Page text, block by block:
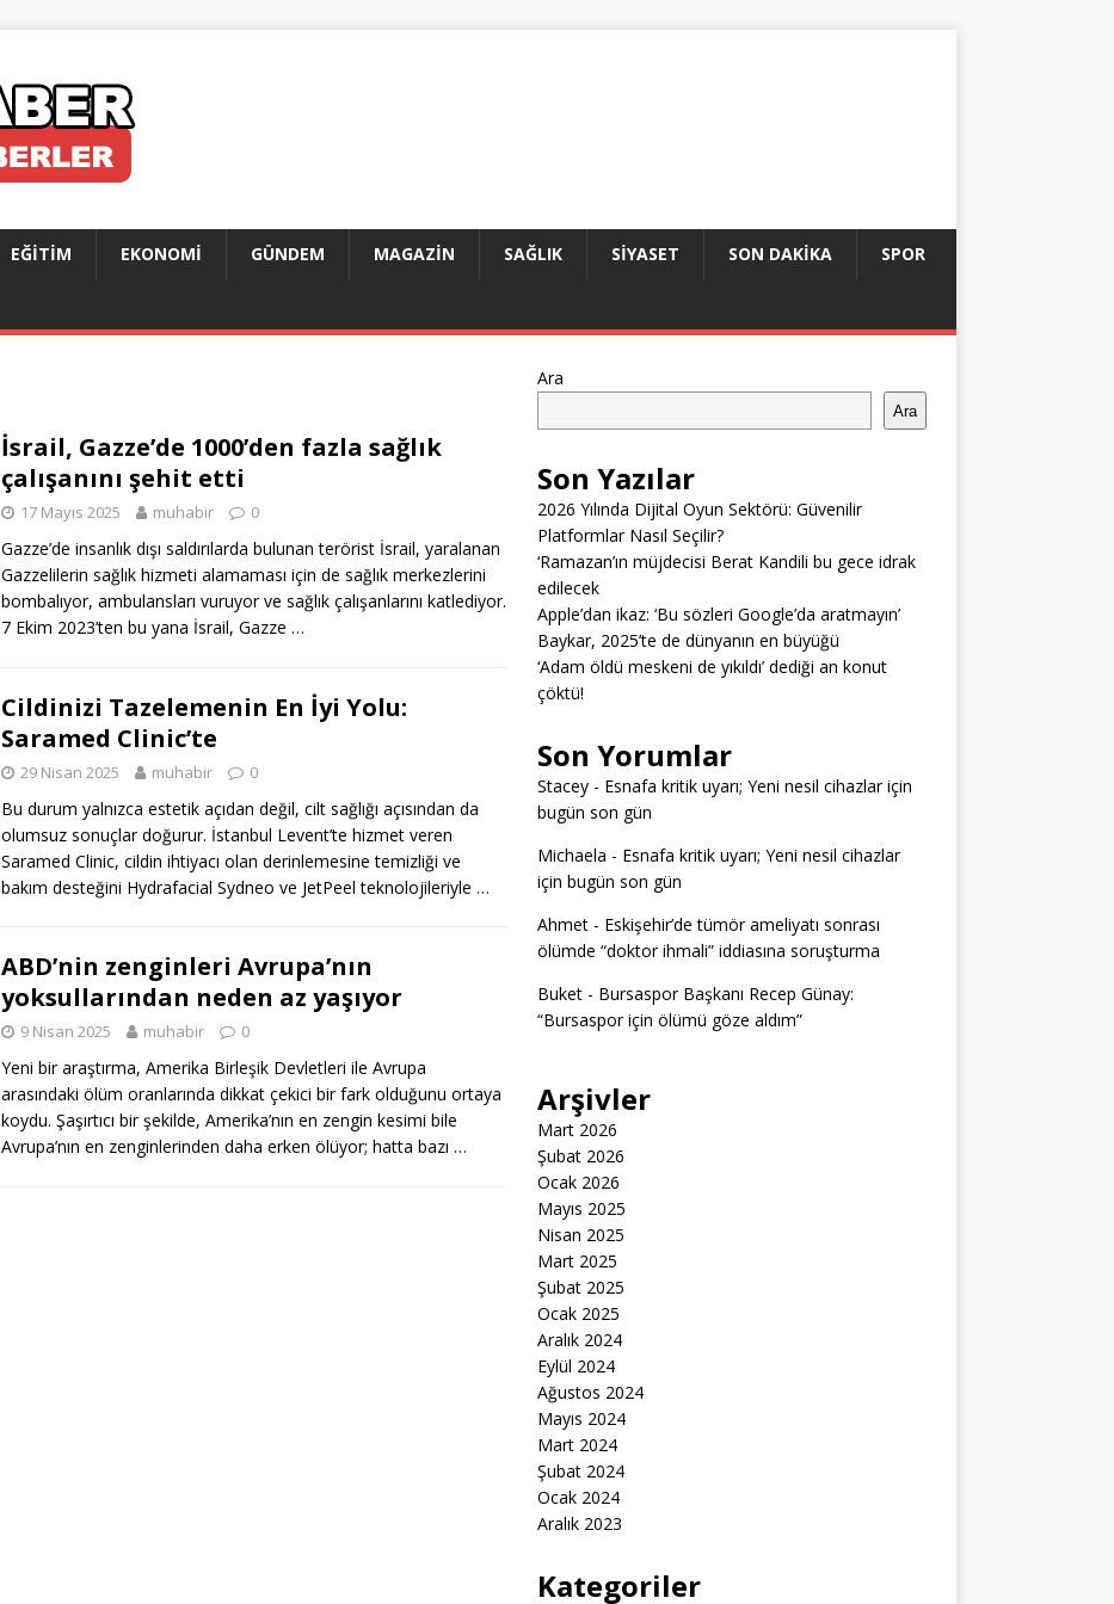
EĞITIM EKONOMI GÜNDEM MAGAZIN SAĞLIK SIYASET SON DAKIKA SPOR
İsrail, Gazze’de 1000’den fazla sağlık
çalışanını şehit etti
17 Mayıs 2025 muhabir 0
Gazze’de insanlık dışı saldırılarda bulunan terörist İsrail, yaralanan
Gazzelilerin sağlık hizmeti alamaması için de sağlık merkezlerini
bombalıyor, ambulansları vuruyor ve sağlık çalışanlarını katlediyor.
7 Ekim 2023’ten bu yana İsrail, Gazze …
Cildinizi Tazelemenin En İyi Yolu:
Saramed Clinic’te
29 Nisan 2025 muhabir 0
Bu durum yalnızca estetik açıdan değil, cilt sağlığı açısından da
olumsuz sonuçlar doğurur. İstanbul Levent’te hizmet veren
Saramed Clinic, cildin ihtiyacı olan derinlemesine temizliği ve
bakım desteğini Hydrafacial Sydneo ve JetPeel teknolojileriyle …
ABD’nin zenginleri Avrupa’nın
yoksullarından neden az yaşıyor
9 Nisan 2025 muhabir 0
Yeni bir araştırma, Amerika Birleşik Devletleri ile Avrupa
arasındaki ölüm oranlarında dikkat çekici bir fark olduğunu ortaya
koydu. Şaşırtıcı bir şekilde, Amerika’nın en zengin kesimi bile
Avrupa’nın en zenginlerinden daha erken ölüyor; hatta bazı …
Ara
Ara
Son Yazılar
2026 Yılında Dijital Oyun Sektörü: Güvenilir
Platformlar Nasıl Seçilir?
‘Ramazan’ın müjdecisi Berat Kandili bu gece idrak
edilecek
Apple’dan ikaz: ‘Bu sözleri Google’da aratmayın’
Baykar, 2025’te de dünyanın en büyüğü
‘Adam öldü meskeni de yıkıldı’ dediği an konut
çöktü!
Son Yorumlar
Stacey- Esnafa kritik uyarı; Yeni nesil cihazlar için
bugün son gün
Michaela - Esnafa kritik uyarı; Yeni nesil cihazlar
için bugün son gün
Ahmet- Eskişehir’de tümör ameliyatı sonrası
ölümde “doktor ihmali” iddiasına soruşturma
Buket- Bursaspor Başkanı Recep Günay:
“Bursaspor için ölümü göze aldım”
Arşivler
Mart 2026
Şubat 2026
Ocak 2026
Mayıs 2025
Nisan 2025
Mart 2025
Şubat 2025
Ocak 2025
Aralık 2024
Eylül 2024
Ağustos 2024
Mayıs 2024
Mart 2024
Şubat 2024
Ocak 2024
Aralık 2023
Kategoriler